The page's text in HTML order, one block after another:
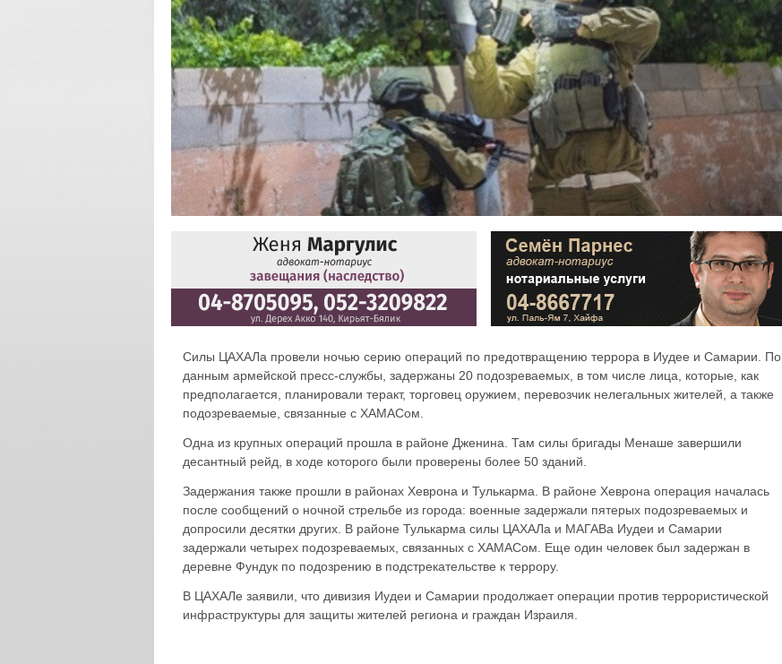
Силы ЦАХАЛа провели ночью серию операций по предотвращению террора в Иудее и Самарии. По
данным армейской пресс-службы, задержаны 20 подозреваемых, в том числе лица, которые, как
предполагается, планировали теракт, торговец оружием, перевозчик нелегальных жителей, а также
подозреваемые, связанные с ХАМАСом.
Одна из крупных операций прошла в районе Дженина. Там силы бригады Менаше завершили
десантный рейд, в ходе которого были проверены более 50 зданий.
Задержания также прошли в районах Хеврона и Тулькарма. В районе Хеврона операция началась
после сообщений о ночной стрельбе из города: военные задержали пятерых подозреваемых и
допросили десятки других. В районе Тулькарма силы ЦАХАЛа и МАГАВа Иудеи и Самарии
задержали четырех подозреваемых, связанных с ХАМАСом. Еще один человек был задержан в
деревне Фундук по подозрению в подстрекательстве к террору.
В ЦАХАЛе заявили, что дивизия Иудеи и Самарии продолжает операции против террористической
инфраструктуры для защиты жителей региона и граждан Израиля.